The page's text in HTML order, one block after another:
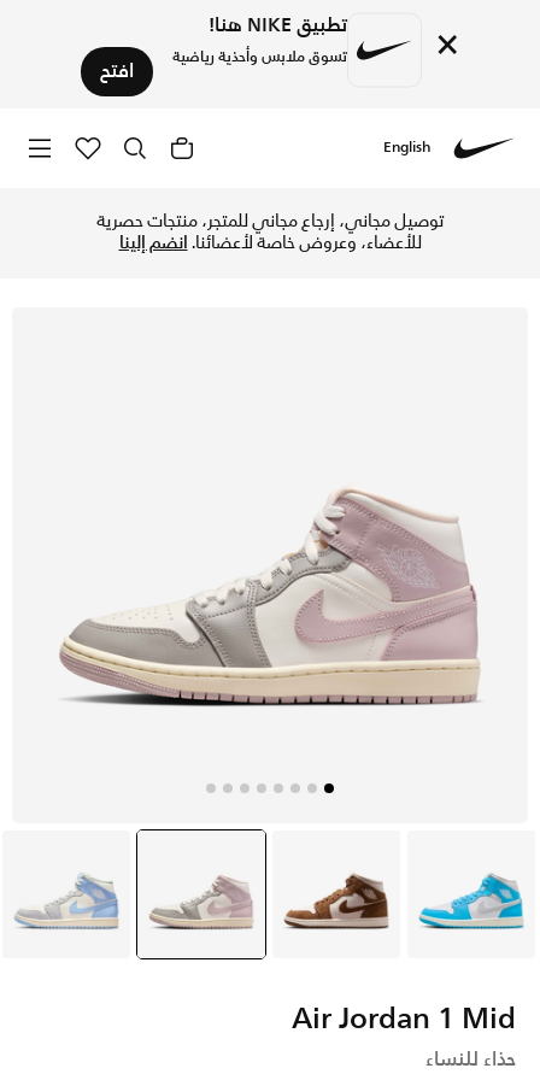
× تطبيق NIKE هنا!
تسوق ملابس وأحذية رياضية افتح
English
توصيل مجاني، إرجاع مجاني للمتجر، منتجات حصرية
للأعضاء، وعروض خاصة لأعضائنا.انضم إلينا
أزرق بنى selected
أبيض أزرق
Air Jordan 1 Mid
حذاء للنساء